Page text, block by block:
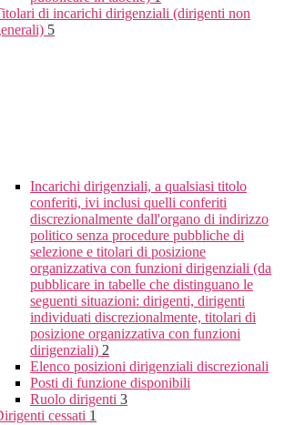
di incarichi dirigenziali (dirigenti non
5
Incarichi dirigenziali, a qualsiasi titolo
conferiti, ivi inclusi quelli conferiti
discrezionalmente dall'organo di indirizzo
politico senza procedure pubbliche di
selezione e titolari di posizione
organizzativa con funzioni dirigenziali (da
pubblicare in tabelle che distinguano le
seguenti situazioni: dirigenti, dirigenti
individuati discrezionalmente, titolari di
posizione organizzativa con funzioni
dirigenziali) 2
Elenco posizioni dirigenziali discrezionali
Posti di funzione disponibili
Ruolo dirigenti 3
cessati 1